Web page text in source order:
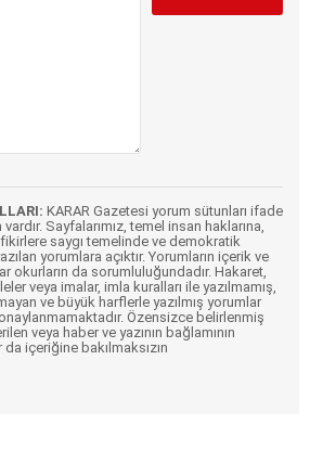
KARAR Gazetesi yorum sütunları ifade
Sayfalarımız, temel insan haklarına,
saygı temelinde ve demokratik
yorumlara açıktır. Yorumların içerik ve
okurların da sorumluluğundadır. Hakaret,
veya imalar, imla kuralları ile yazılmamış,
ve büyük harflerle yazılmış yorumlar
Özensizce belirlenmiş
veya haber ve yazının bağlamının
da içeriğine bakılmaksızın